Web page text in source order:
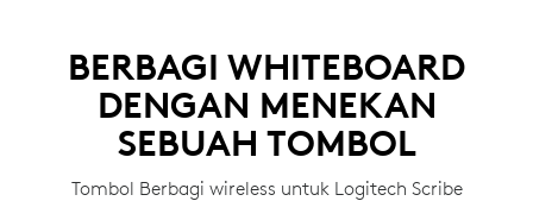
BERBAGI WHITEBOARD
DENGAN MENEKAN
SEBUAH TOMBOL
Tombol Berbagi wireless untuk Logitech Scribe